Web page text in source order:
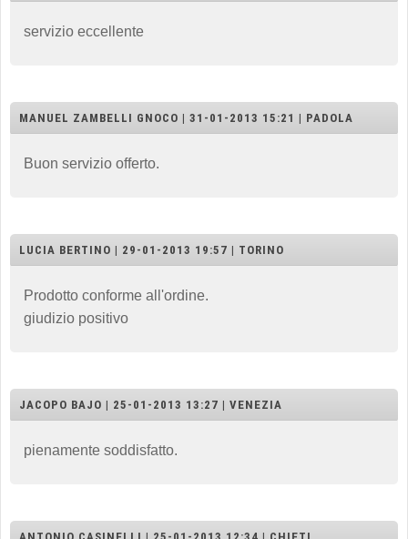
servizio eccellente
MANUEL ZAMBELLI GNOCO | 31-01-2013 15:21 | PADOLA
Buon servizio offerto.
LUCIA BERTINO | 29-01-2013 19:57 | TORINO
Prodotto conforme all'ordine.
giudizio positivo
JACOPO BAJO | 25-01-2013 13:27 | VENEZIA
pienamente soddisfatto.